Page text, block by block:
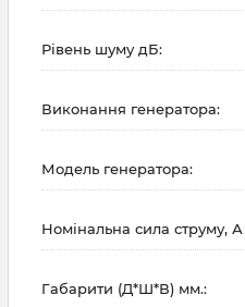
Рівень шуму дБ:
Виконання генератора:
Модель генератора:
Номінальна сила струму, А
Габарити (Д*Ш*В) мм.: